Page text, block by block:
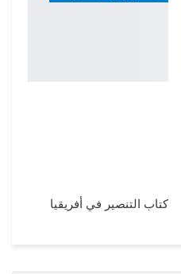
كتاب التنصير في أفريقيا